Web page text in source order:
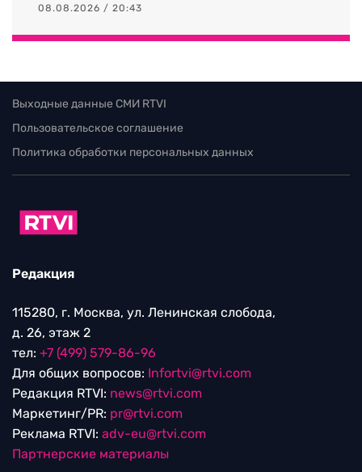
08.08.2026 / 20:43
Выходные данные СМИ RTVI
Пользовательское соглашение
Политика обработки персональных данных
Редакция
115280, г. Москва, ул. Ленинская слобода,
д. 26, этаж 2
тел: +7 (499) 579-86-96
Для общих вопросов: Infortvi@rtvi.com
Редакция RTVI: news@rtvi.com
Маркетинг/PR: pr@rtvi.com
Реклама RTVI: adv-eu@rtvi.com
Партнерские материалы